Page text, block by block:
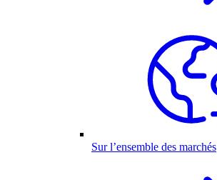
Sur l’ensemble des marchés